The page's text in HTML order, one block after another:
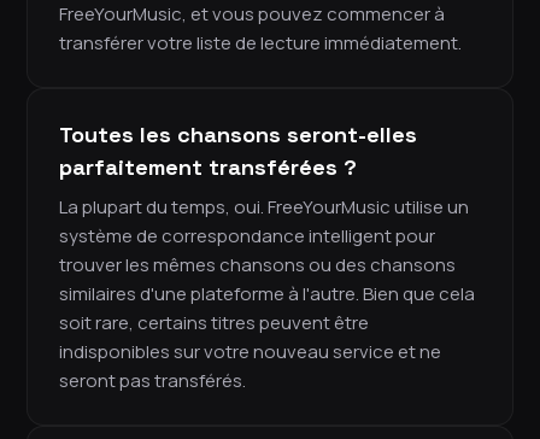
FreeYourMusic, et vous pouvez commencer à
transférer votre liste de lecture immédiatement.
Toutes les chansons seront-elles
parfaitement transférées ?
La plupart du temps, oui. FreeYourMusic utilise un
système de correspondance intelligent pour
trouver les mêmes chansons ou des chansons
similaires d'une plateforme à l'autre. Bien que cela
soit rare, certains titres peuvent être
indisponibles sur votre nouveau service et ne
seront pas transférés.